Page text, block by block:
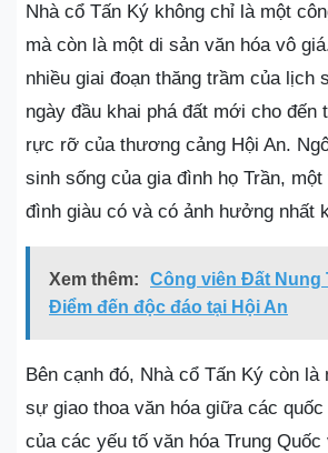
Nhà cổ Tấn Ký không chỉ là một
mà còn là một di sản văn hóa vô
nhiều giai đoạn thăng trầm của lịch
ngày đầu khai phá đất mới cho đến
rực rỡ của thương cảng Hội An.
sinh sống của gia đình họ Trần,
đình giàu có và có ảnh hưởng nhất
Xem thêm:
Công viên Đất Nung
Điểm đến độc đáo tại Hội An
Bên cạnh đó, Nhà cổ Tấn Ký còn là
sự giao thoa văn hóa giữa các
của các yếu tố văn hóa Trung Quốc